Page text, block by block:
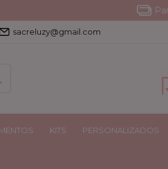
Ficou
sacreluzy@gmail.com
KITS PERSONALIZADOS